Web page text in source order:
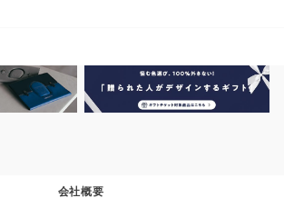
会社概要